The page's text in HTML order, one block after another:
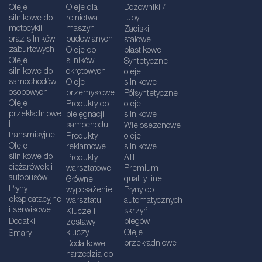
Oleje
silnikowe do
motocykli
oraz silników
zaburtowych
Oleje
silnikowe do
samochodów
osobowych
Oleje
przekładniowe
i
transmisyjne
Oleje
silnikowe do
ciężarówek i
autobusów
Płyny
eksploatacyjne
i serwisowe
Dodatki
Smary
Oleje dla
rolnictwa i
maszyn
budowlanych
Oleje do
silników
okrętowych
Oleje
przemysłowe
Produkty do
pielęgnacji
samochodu
Produkty
reklamowe
Produkty
warsztatowe
Główne
wyposażenie
warsztatu
Klucze i
zestawy
kluczy
Dodatkowe
narzędzia do
Dozowniki /
tuby
Zaciski
stalowe i
plastikowe
Syntetyczne
oleje
silnikowe
Półsyntetyczne
oleje
silnikowe
Wielosezonowe
oleje
silnikowe
ATF
Premium
quality line
Płyny do
automatycznych
skrzyń
biegów
Oleje
przekładniowe